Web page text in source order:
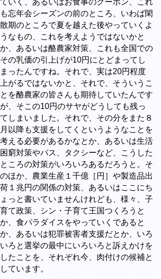
も忘年会シーズンの前のところ、いわば閑
散期のところで夏を越えた後やっていくよ
うなもの、これを考えようではないかと
か、あるいは酪農家対策、これも全国での
その乳価の引上げが10円にとどまってし
まったんですね。それで、実は20円程度
上がるではないかと、それで、そういうこ
とを酪農家の皆さんも期待していたんです
が、そこの10円のサヤがどうしても残っ
てしまいました。それで、その分をまた８
月以降も支援をしてくというようなことを
考える必要があるかなとか、あるいは生活
困窮対策やバス、タクシーなど、こうした
ところの対策がいろいろあるだろうと。そ
のほか、農業生産１千億［円］や製造品出
荷１兆円の関係の対策、あるいはここにち
ょっと書いていませんけれども、様々、子
育て政策、シン・子育て王国つくろうと
か、食パラダイスをやっていくであると
か、あるいは犯罪被害者支援だとか、いろ
いろと選挙の最中にいろいろと訴えかけを
したことを、それぞれ今、肉付けの候補と
しています。